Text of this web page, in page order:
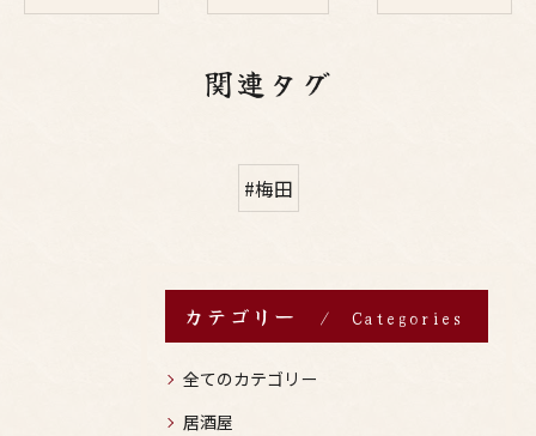
関連タグ
#梅田
カテゴリー Categories
全てのカテゴリー
居酒屋